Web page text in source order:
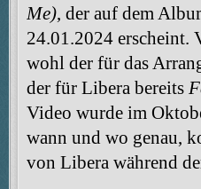
Me), der auf dem
24.01.2024 erscheint.
wohl der für das
der für Libera bereits
Video wurde im
wann und wo genau,
von Libera während